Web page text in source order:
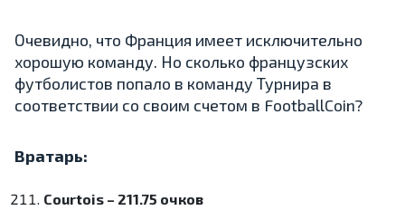
Очевидно, что Франция имеет исключительно
хорошую команду. Но сколько французских
футболистов попало в команду Турнира в
соответствии со своим счетом в FootballCoin?
Вратарь:
Courtois – 211.75 очков